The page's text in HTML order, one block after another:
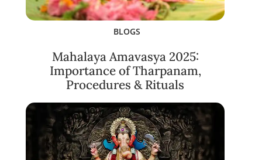
BLOGS
Mahalaya Amavasya 2025:
Importance of Tharpanam,
Procedures & Rituals